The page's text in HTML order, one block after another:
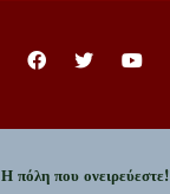
Η πόλη που ονειρεύεστε!